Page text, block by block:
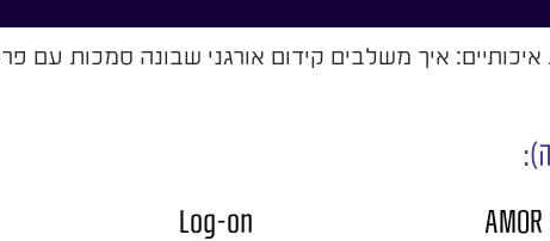
איכותיים: איך משלבים קידום אורגני שבונה סמכות עם
Log-on